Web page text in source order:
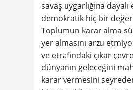
savaş uygarlığına
demokratik hiç bir
Toplumun karar alma
yer almasını arzu
ve etrafındaki çıkar
dünyanın geleceğini
karar vermesini